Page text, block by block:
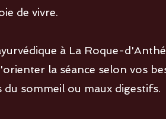
de vivre.
à La Roque-
la séance selon vos
sommeil ou maux digestifs.